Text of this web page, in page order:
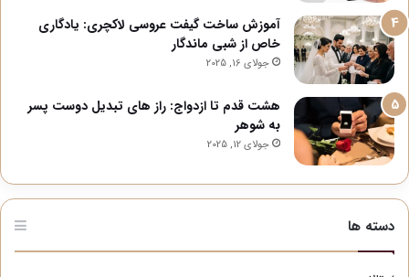
آموزش ساخت گیفت عروسی لاکچری: یادگاری
خاص از شبی ماندگار
جولای 16, 2025
هشت قدم تا ازدواج: راز های تبدیل دوست پسر
به شوهر
جولای 12, 2025
دسته ها